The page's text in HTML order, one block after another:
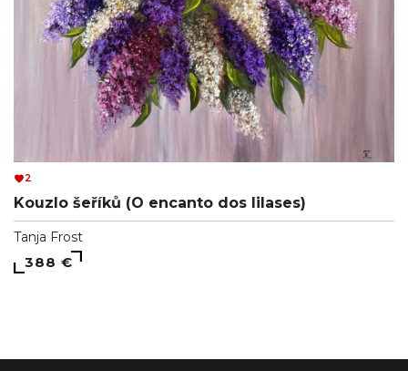
2
Kouzlo šeříků (O encanto dos lilases)
Tanja Frost
388 €